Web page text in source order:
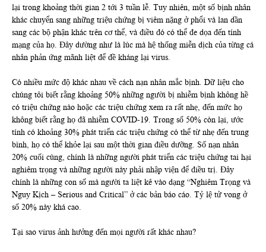
lại trong khoảng thời gian 2 tới 3 tuần lễ. Tuy nhiên, một số bịnh nhân
khác chuyển sang những triệu chứng bị viêm nặng ở phổi và lan dần
sang các bộ phận khác trên cơ thể, và điều đó có thể đe dọa đến tính
mạng của họ. Đây dường như là lúc mà hệ thống miễn dịch của từng cá
nhân phản ứng mãnh liệt để đề kháng lại virus.
Có nhiều mức độ khác nhau về cách nạn nhân mắc bịnh. Dữ liệu cho
chúng tôi biết rằng khoảng 50% những người bị nhiễm bịnh không hề
có triệu chứng nào hoặc các triệu chứng xem ra rất nhẹ, đến mức họ
không biết rằng họ đã nhiễm COVID-19. Trong số 50% còn lại, ước
tính có khoảng 30% phát triển các triệu chứng có thể từ nhẹ đến trung
bình, họ có thể khỏe lại sau một thời gian điều dưỡng. Số nạn nhân
20% cuối cùng, chính là những người phát triển các triệu chứng tai hại
nghiêm trọng và những người này phải nhập viện để điều trị. Đây
chính là những con số mà người ta liệt kê vào dạng “Nghiêm Trọng và
Nguy Kịch – Serious and Critical” ở các bản báo cáo. Tỷ lệ tử vong ở
số 20% này khá cao.
Tại sao virus ảnh hưởng đến mọi người rất khác nhau?